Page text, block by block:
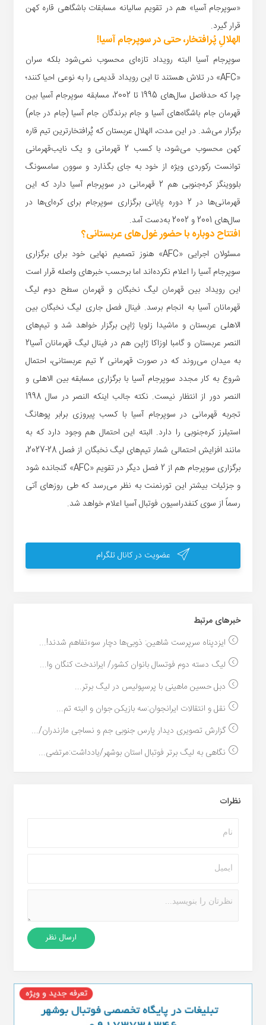
«سوپرجام آسیا» هم در تقویم سالیانه مسابقات باشگاهی قاره کهن
قرار گیرد.
الهلالِ پُرافتخار، حتی در سوپرجام آسیا!
سوپرجام آسیا البته رویداد تازه‌ای محسوب نمی‌شود بلکه سران
«AFC» در تلاش هستند تا این رویداد قدیمی را به نوعی احیا کنند؛
چرا که حدفاصل سال‌های 1995 تا 2002، مسابقه سوپرجام آسیا بین
قهرمان جام باشگاه‌های آسیا و جام برندگان جام آسیا (جام در جام)
برگزار می‌شد. در این مدت، الهلال عربستان که پُرافتخارترین تیم قاره
کهن محسوب می‌شود، با کسب 2 قهرمانی و یک نایب‌قهرمانی
توانست رکوردی ویژه از خود به جای بگذارد و سوون سامسونگ
بلووینگز کره‌جنوبی هم 2 قهرمانی در سوپرجام آسیا دارد که این
قهرمانی‌ها در 2 دوره پایانی برگزاری سوپرجام برای کره‌ای‌ها در
سال‌های 2001 و 2002 به‌دست آمد.
افتتاح دوباره با حضور غول‌های عربستانی؟
مسئولان اجرایی «AFC» هنوز تصمیم نهایی خود برای برگزاری
سوپرجام آسیا را اعلام نکرده‌اند اما برحسب خبرهای واصله قرار است
این رویداد بین قهرمان لیگ نخبگان و قهرمان سطح دوم لیگ
قهرمانان آسیا به انجام برسد. فینال فصل جاری لیگ نخبگان بین
الاهلی عربستان و ماشیدا زلویا ژاپن برگزار خواهد شد و تیم‌های
النصر عربستان و گامبا اوزاکا ژاپن هم در فینال لیگ قهرمانان آسیا2
به میدان می‌روند که در صورت قهرمانی 2 تیم عربستانی، احتمال
شروع به کار مجدد سوپرجام آسیا با برگزاری مسابقه بین الاهلی و
النصر دور از انتظار نیست. نکته جالب اینکه النصر در سال 1998
تجربه قهرمانی در سوپرجام آسیا با کسب پیروزی برابر پوهانگ
استیلرز کره‌جنوبی را دارد. البته این احتمال هم وجود دارد که به
مانند افزایش احتمالی شمار تیم‌های لیگ نخبگان از فصل 28-2027،
برگزاری سوپرجام هم از 2 فصل دیگر در تقویم «AFC» گنجانده شود
و جزئیات بیشتر این تورنمنت به نظر می‌رسد که طی روزهای آتی
رسماً از سوی کنفدراسیون فوتبال آسیا اعلام خواهد شد.
عضویت در کانال تلگرام
خبر‌های مرتبط
ایزدپناه سرپرست شاهین: ذوبی‌ها دچار سوءتفاهم شدند!...
لیگ دسته دوم فوتسال بانوان کشور/ ایراندخت کنگان وا...
دبل حسین ماهینی با پرسپولیس در لیگ برتر...
نقل و انتقالات ایرانجوان:سه بازیکن جوان و البته تم...
گزارش تصویری دیدار پارس جنوبی جم و نساجی مازندران/...
نگاهی به لیگ برتر فوتبال استان بوشهر/یادداشت:مرتضی...
نظرات